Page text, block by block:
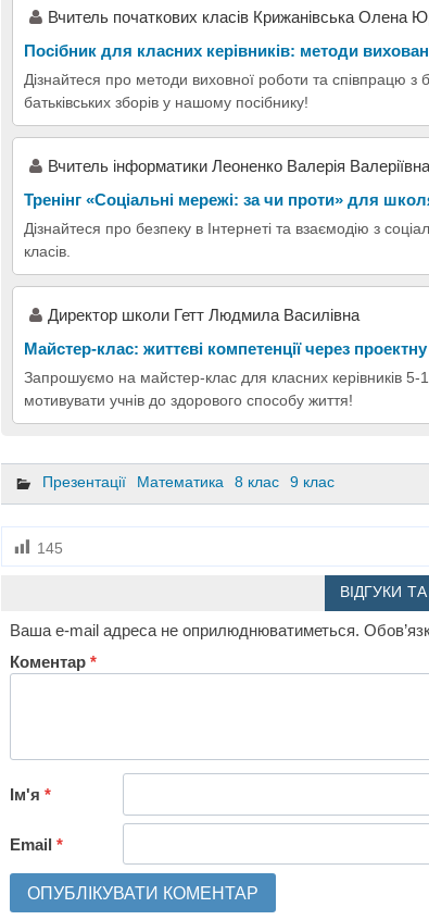
Вчитель початкових класів Крижанівська Олена
Посібник для класних керівників: методи
Дізнайтеся про методи виховної роботи та співпрацю з
батьківських зборів у нашому посібнику!
Вчитель інформатики Леоненко Валерія Валеріївна
Тренінг «Соціальні мережі: за чи проти» для
Дізнайтеся про безпеку в Інтернеті та взаємодію з
класів.
Директор школи Гетт Людмила Василівна
Майстер-клас: життєві компетенції через проектну
Запрошуємо на майстер-клас для класних керівників 5-
мотивувати учнів до здорового способу життя!
Презентації Математика 8 клас 9 клас
145
ВІДГУКИ
Ваша e-mail адреса не оприлюднюватиметься.
Коментар *
Ім'я *
Email *